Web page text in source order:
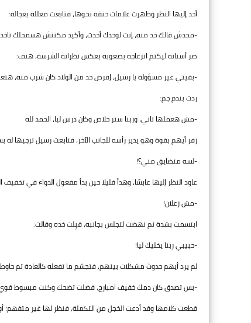
أحد إليها النظر وظهرت علامات حنقه نحوها، فتابعت معللة بعجالة:
-محدش قالك خد منه، إنت لوحدك أخدت، وأكيد مكنتش هسمحلك
صر أسنانه ليكتم انزعاجه بصعوبة بعكس نظراته الشرسة، هتف:
-بقيتي غير مسؤولة يا رسيل، إفرض حد من الولاد كان شرب منه،
ردت بندم جم:
-مش هعملها تاني، وربنا ستر خلاص وكان درس ليا، الحمد لله
زفر أيهم بقوة وهو يدير رأسه للجانب الآخر، فتابعت رسيل ترجيها
-لسه متضايق مني؟!
عاود النظر إليها عابسًا، وهدأ قليلا حين بدأ مفعول الدواء في تخفيف
-مش زعلان!
ابتسمت بشدة ثم نهضت لتجلس بجانبه، قبِلت خده وقالت:
-حبيبي ربنا يخليك ليا!
لم يرد أيهم حدوث مشكلات بينهم، فتجشم ما تفعله كالعادة ثم
-بس تصدق كان دمك خفيف امبارح، فضلت تضحك وكنت مبسوط
قطعت كلامها وقد أدعت الخجل من التكملة، فنظر لها غير متفهم؛